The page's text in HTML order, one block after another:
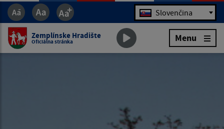
Jazyk Slovenčina
Zemplínske Hradište
Oficiálna stránka Menu